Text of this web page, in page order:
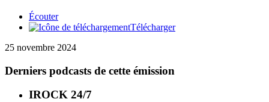
Écouter
Télécharger
25 novembre 2024
Derniers podcasts de cette émission
IROCK 24/7